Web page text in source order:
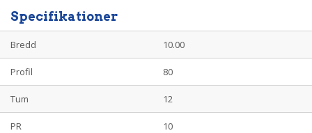
Specifikationer
Bredd 10.00
Profil 80
Tum 12
PR 10